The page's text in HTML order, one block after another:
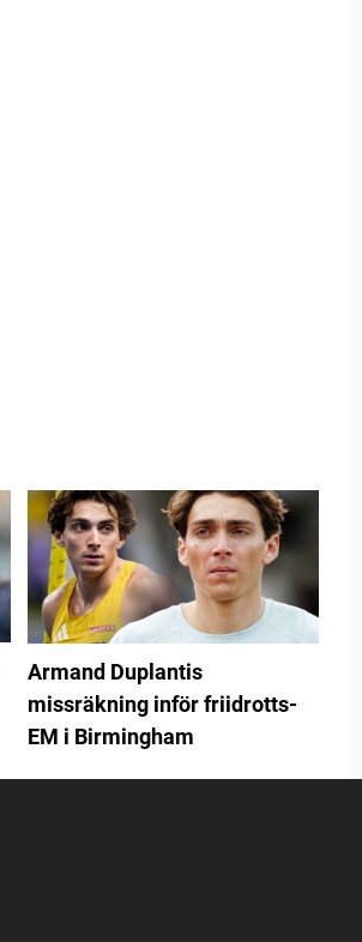
Armand Duplantis
missräkning inför friidrotts-
EM i Birmingham